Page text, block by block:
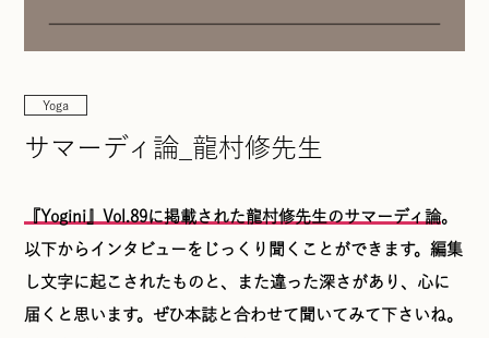
Yoga
サマーディ論_龍村修先生
『Yogini』Vol.89に掲載された龍村修先生のサマーディ論。
以下からインタビューをじっくり聞くことができます。編集
し文字に起こされたものと、また違った深さがあり、心に
届くと思います。ぜひ本誌と合わせて聞いてみて下さいね。